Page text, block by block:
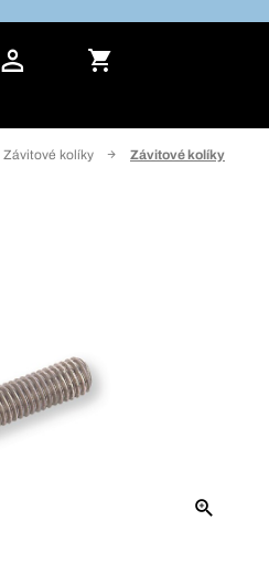
Závitové kolíky Závitové kolíky